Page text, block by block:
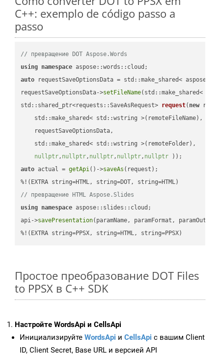
C++: exemplo de código passo a
passo
// превращение DOT Aspose.Words
using namespace
auto requestSaveOptionsData = std::make_shared<
requestSaveOptionsData->setFileName(std::make_shared<
std::shared_ptr<requests::SaveAsRequest> request( new
    std::make_shared< std::wstring >(remoteFileName),
    requestSaveOptionsData,
    std::make_shared< std::wstring >(remoteFolder),
nullptr, nullptr, nullptr, nullptr, nullptr ))
auto actual = getApi()->saveAs (request);
// превращение HTML Aspose.Slides
using namespace aspose::slides::cloud;
api->savePresentation(paramName, paramFormat,
%!(EXTRA string=PPSX, string=HTML, string=PPSX)
Простое преобразование DOT Files
to PPSX в C++ SDK
Настройте WordsApi и CellsApi
Инициализируйте WordsApi и CellsApi с вашим Client
ID, Client Secret, Base URL и версией API